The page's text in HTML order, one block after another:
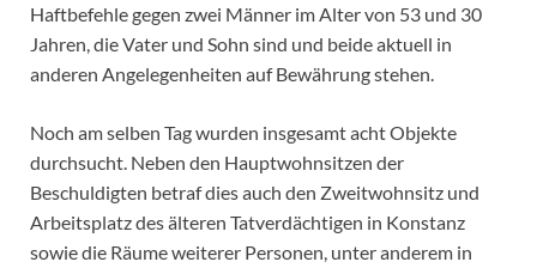
Haftbefehle gegen zwei Männer im Alter von 53 und 30
Jahren, die Vater und Sohn sind und beide aktuell in
anderen Angelegenheiten auf Bewährung stehen.
Noch am selben Tag wurden insgesamt acht Objekte
durchsucht. Neben den Hauptwohnsitzen der
Beschuldigten betraf dies auch den Zweitwohnsitz und
Arbeitsplatz des älteren Tatverdächtigen in Konstanz
sowie die Räume weiterer Personen, unter anderem in